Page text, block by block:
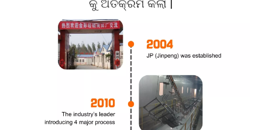
କୁ ଅତିକ୍ରମ କଲା |